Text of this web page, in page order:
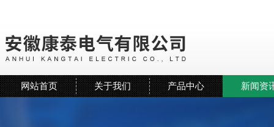
网站首页 关于我们 产品中心 新闻资